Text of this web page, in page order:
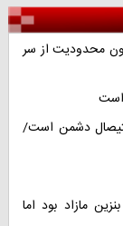
محدودیت از سر
است
دشمن است/
استاندار هرمزگان پیگیر ۸۵ لیتر بنزین مازاد بود اما